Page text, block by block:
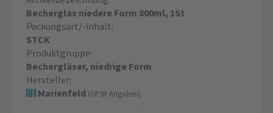
Becherglas niedere Form 800ml, 1St
Packungsart/-inhalt:
STCK
Produktgruppe:
Bechergläser, niedrige Form
Hersteller:
Marienfeld (GPSR Angaben)